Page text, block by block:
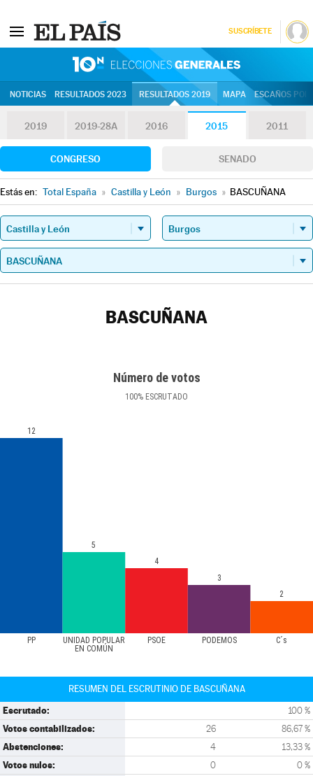
SUSCRÍBETE
NOTICIAS RESULTADOS 2023 RESULTADOS 2019 MAPA ESCAÑOS
2019 2019-28A 2016 2015 2011
CONGRESO SENADO
Estás en: Total España » Castilla y León » Burgos » BASCUÑANA
BASCUÑANA
Número de votos
100% ESCRUTADO
PP
UNIDAD POPULAR
EN COMÚN
PSOE PODEMOS C´s
12
5
4
3
2
RESUMEN DEL ESCRUTINIO DE BASCUÑANA
Escrutado: 100 %
Votos contabilizados: 26 86,67 %
Abstenciones: 4 13,33 %
Votos nulos: 0 0 %